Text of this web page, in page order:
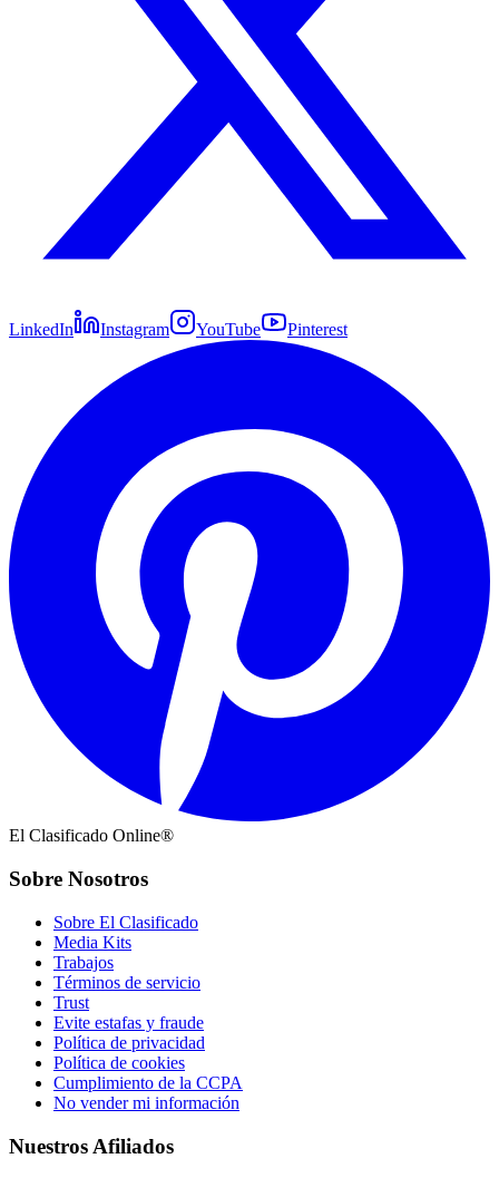
LinkedIn Instagram YouTube Pinterest
El Clasificado Online®
Sobre Nosotros
Sobre El Clasificado
Media Kits
Trabajos
Términos de servicio
Trust
Evite estafas y fraude
Política de privacidad
Política de cookies
Cumplimiento de la CCPA
No vender mi información
Nuestros Afiliados